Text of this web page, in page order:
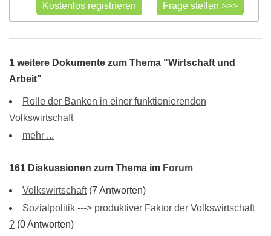
1 weitere Dokumente zum Thema "Wirtschaft und
Arbeit"
Rolle der Banken in einer funktionierenden
Volkswirtschaft
mehr ...
161 Diskussionen zum Thema im Forum
Volkswirtschaft(7 Antworten)
Sozialpolitik ---> produktiver Faktor der Volkswirtschaft
? (0 Antworten)